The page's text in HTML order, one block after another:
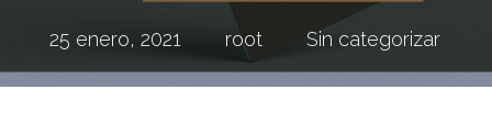
25 enero, 2021 root Sin categorizar